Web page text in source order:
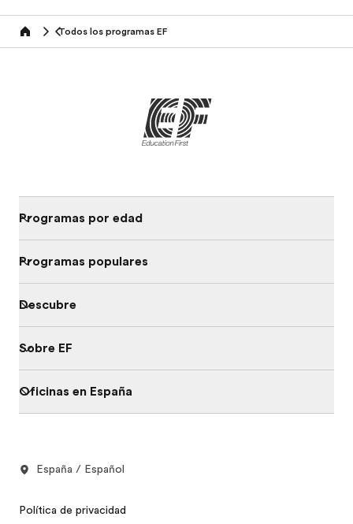
home Todos los programas EF
Programas por edad
Programas populares
Descubre
Sobre EF
Oficinas en España
España / Español
Política de privacidad